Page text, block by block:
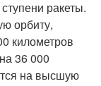
ракеты.
орбиту,
километров
36 000
на высшую